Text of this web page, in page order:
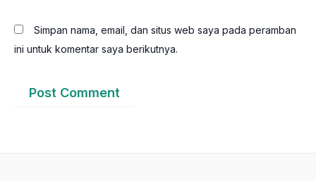
Simpan nama, email, dan situs web saya pada peramban
ini untuk komentar saya berikutnya.